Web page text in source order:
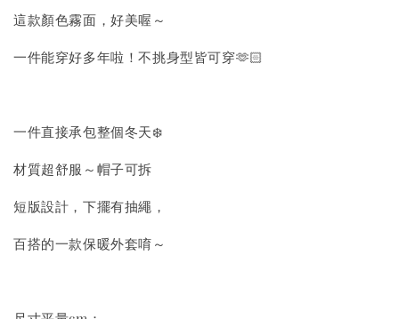
這款顏色霧面，好美喔～
一件能穿好多年啦！不挑身型皆可穿🫶🏻
一件直接承包整個冬天❄️
材質超舒服～帽子可拆
短版設計，下擺有抽繩，
百搭的一款保暖外套唷～